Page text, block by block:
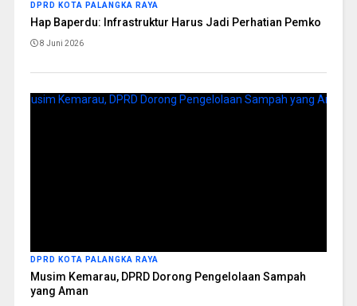
DPRD KOTA PALANGKA RAYA
Hap Baperdu: Infrastruktur Harus Jadi Perhatian Pemko
8 Juni 2026
DPRD KOTA PALANGKA RAYA
Musim Kemarau, DPRD Dorong Pengelolaan Sampah
yang Aman